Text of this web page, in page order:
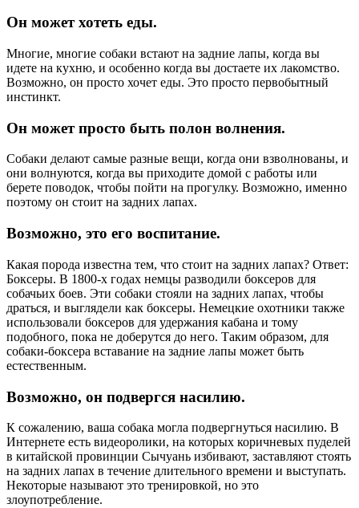
Он может хотеть еды.
Многие, многие собаки встают на задние лапы, когда вы
идете на кухню, и особенно когда вы достаете их лакомство.
Возможно, он просто хочет еды. Это просто первобытный
инстинкт.
Он может просто быть полон волнения.
Собаки делают самые разные вещи, когда они взволнованы, и
они волнуются, когда вы приходите домой с работы или
берете поводок, чтобы пойти на прогулку. Возможно, именно
поэтому он стоит на задних лапах.
Возможно, это его воспитание.
Какая порода известна тем, что стоит на задних лапах? Ответ:
Боксеры. В 1800-х годах немцы разводили боксеров для
собачьих боев. Эти собаки стояли на задних лапах, чтобы
драться, и выглядели как боксеры. Немецкие охотники также
использовали боксеров для удержания кабана и тому
подобного, пока не доберутся до него. Таким образом, для
собаки-боксера вставание на задние лапы может быть
естественным.
Возможно, он подвергся насилию.
К сожалению, ваша собака могла подвергнуться насилию. В
Интернете есть видеоролики, на которых коричневых пуделей
в китайской провинции Сычуань избивают, заставляют стоять
на задних лапах в течение длительного времени и выступать.
Некоторые называют это тренировкой, но это
злоупотребление.